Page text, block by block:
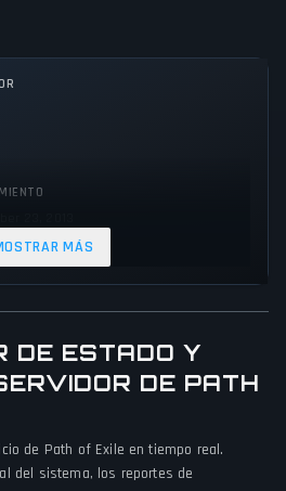
Mac PlayStation 4 Xbox One
MÁS
DE ESTADO Y
DE PATH
de Path of Exile en tiempo real.
del sistema, los reportes de